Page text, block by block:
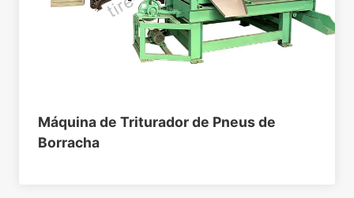
Máquina de Triturador de Pneus de
Borracha